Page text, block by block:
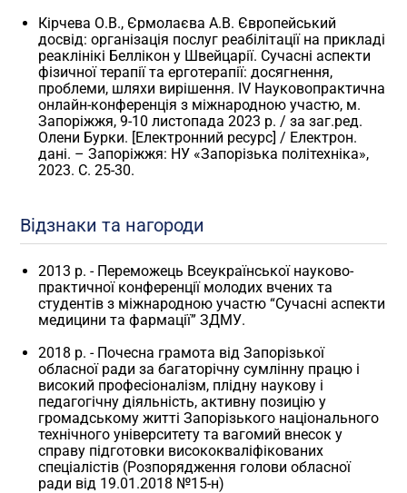
Кірчева О.В., Єрмолаєва А.В. Європейський
досвід: організація послуг реабілітації на прикладі
реаклінікі Беллікон у Швейцарії. Сучасні аспекти
фізичної терапії та ерготерапії: досягнення,
проблеми, шляхи вирішення. ІV Науковопрактична
онлайн-конференція з міжнародною участю, м.
Запоріжжя, 9-10 листопада 2023 р. / за заг.ред.
Олени Бурки. [Електронний ресурс] / Електрон.
дані. – Запоріжжя: НУ «Запорізька політехніка»,
2023. С. 25-30.
Відзнаки та нагороди
2013 р. - Переможець Всеукраїнської науково-
практичної конференції молодих вчених та
студентів з міжнародною участю “Сучасні аспекти
медицини та фармації” ЗДМУ.
2018 р. - Почесна грамота від Запорізької
обласної ради за багаторічну сумлінну працю і
високий професіоналізм, плідну наукову і
педагогічну діяльність, активну позицію у
громадському житті Запорізького національного
технічного університету та вагомий внесок у
справу підготовки висококваліфікованих
спеціалістів (Розпорядження голови обласної
ради від 19.01.2018 №15-н)